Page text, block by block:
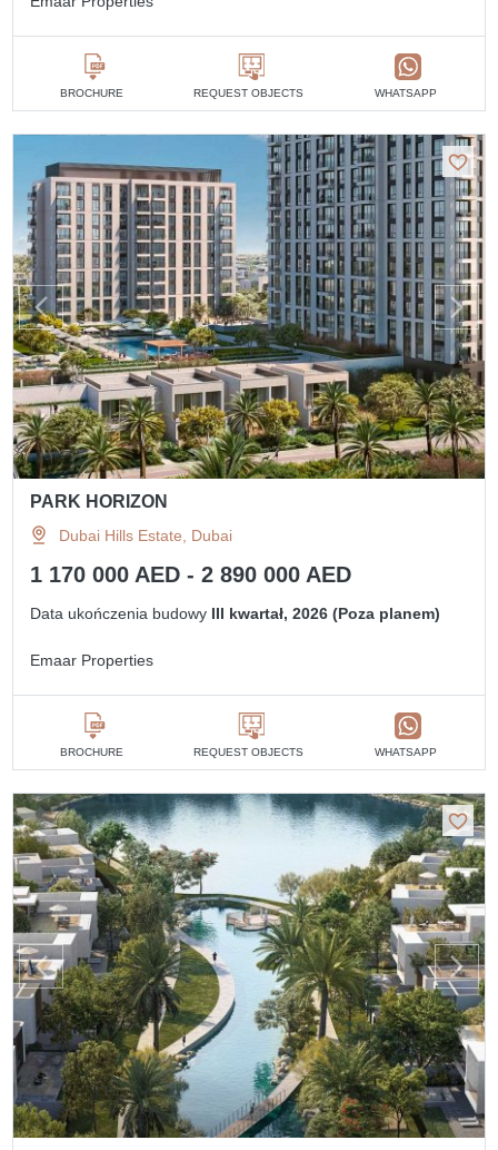
BROCHURE REQUEST OBJECTS WHATSAPP
PARK HORIZON
Dubai Hills Estate, Dubai
1 170 000 AED - 2 890 000 AED
Data ukończenia budowy III kwartał, 2026 (Poza planem)
Emaar Properties
BROCHURE REQUEST OBJECTS WHATSAPP